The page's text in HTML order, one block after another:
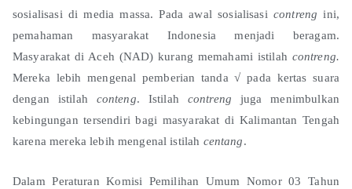
sosialisasi di media massa. Pada awal sosialisasi contreng ini,
pemahaman masyarakat Indonesia menjadi beragam.
Masyarakat di Aceh (NAD) kurang memahami istilah contreng.
Mereka lebih mengenal pemberian tanda √ pada kertas suara
dengan istilah conteng. Istilah contreng juga menimbulkan
kebingungan tersendiri bagi masyarakat di Kalimantan Tengah
karena mereka lebih mengenal istilah centang.
Dalam Peraturan Komisi Pemilihan Umum Nomor 03 Tahun